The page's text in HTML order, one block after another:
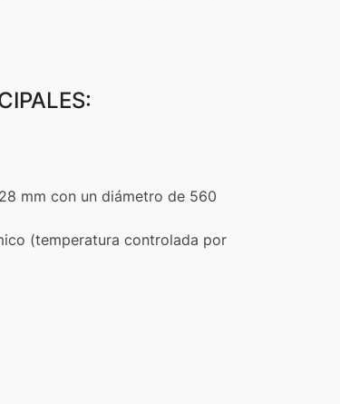
mm con un diámetro de 560
(temperatura controlada por